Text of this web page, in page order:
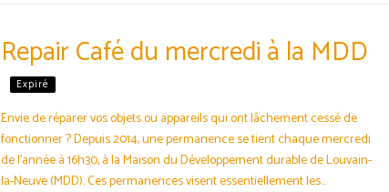
Repair Café du mercredi à la MDD
Expiré
Envie de réparer vos objets ou appareils qui ont lâchement cessé de
fonctionner ? Depuis 2014, une permanence se tient chaque mercredi
de l’année à 16h30, à la Maison du Développement durable de Louvain-
la-Neuve (MDD). Ces permanences visent essentiellement les